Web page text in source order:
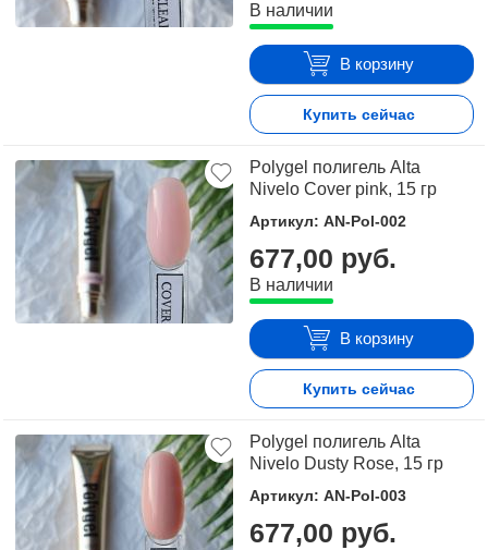
В наличии
В корзину
Купить сейчас
Polygel полигель Alta
Nivelo Cover pink, 15 гр
Артикул: AN-Pol-002
677,00 руб.
В наличии
В корзину
Купить сейчас
Polygel полигель Alta
Nivelo Dusty Rose, 15 гр
Артикул: AN-Pol-003
677,00 руб.